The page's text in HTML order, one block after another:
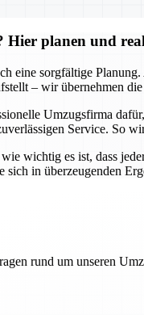
Hier planen und
eine sorgfältige
– wir übernehmen
Umzugsfirma
Service. So
wichtig es ist, dass
in überzeugenden
rund um unseren